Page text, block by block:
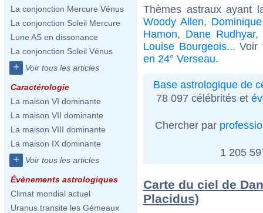
La conjonction Mercure Vénus
La conjonction Soleil Mercure
Lune AS en dissonance
La conjonction Soleil Vénus
+ Voir tous les articles
Caractérologie
La maison VI dominante
La maison VII dominante
La maison VIII dominante
La maison IX dominante
+ Voir tous les articles
Évènements astrologiques
Climat mondial actuel
Uranus transite les Gémeaux
Thèmes astraux ayant
Woody Allen,
Hamon, Dane Rudhyar,
Louise Bourgeois...
en 24° Verseau.
Base astrologique de
78 097 célébrités et
Chercher par
1 205
Carte du ciel de
Placidus)